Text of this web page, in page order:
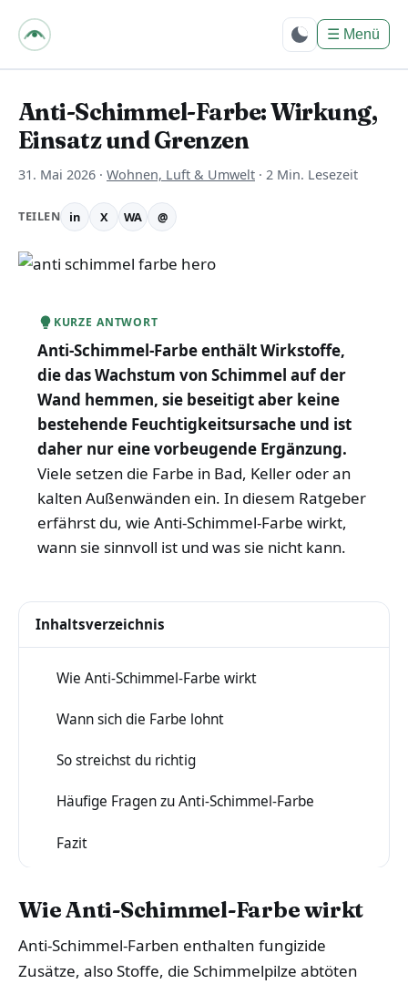
☰ Menü
Anti-Schimmel-Farbe: Wirkung,
Einsatz und Grenzen
31. Mai 2026 · Wohnen, Luft & Umwelt · 2 Min. Lesezeit
TEILEN in X WA @
KURZE ANTWORT
Anti-Schimmel-Farbe enthält Wirkstoffe,
die das Wachstum von Schimmel auf der
Wand hemmen, sie beseitigt aber keine
bestehende Feuchtigkeitsursache und ist
daher nur eine vorbeugende Ergänzung.
Viele setzen die Farbe in Bad, Keller oder an
kalten Außenwänden ein. In diesem Ratgeber
erfährst du, wie Anti-Schimmel-Farbe wirkt,
wann sie sinnvoll ist und was sie nicht kann.
Inhaltsverzeichnis
Wie Anti-Schimmel-Farbe wirkt
Wann sich die Farbe lohnt
So streichst du richtig
Häufige Fragen zu Anti-Schimmel-Farbe
Fazit
Wie Anti-Schimmel-Farbe wirkt
Anti-Schimmel-Farben enthalten fungizide
Zusätze, also Stoffe, die Schimmelpilze abtöten